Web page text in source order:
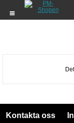
Kontakta oss